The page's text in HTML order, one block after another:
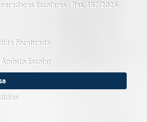
Escolares · Res. 167/2026
Focalizada
Escolar